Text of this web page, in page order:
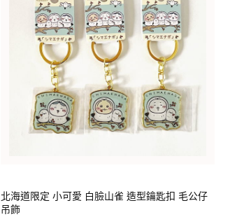
北海道限定 小可愛 白臉山雀 造型鑰匙扣 毛公仔
吊飾